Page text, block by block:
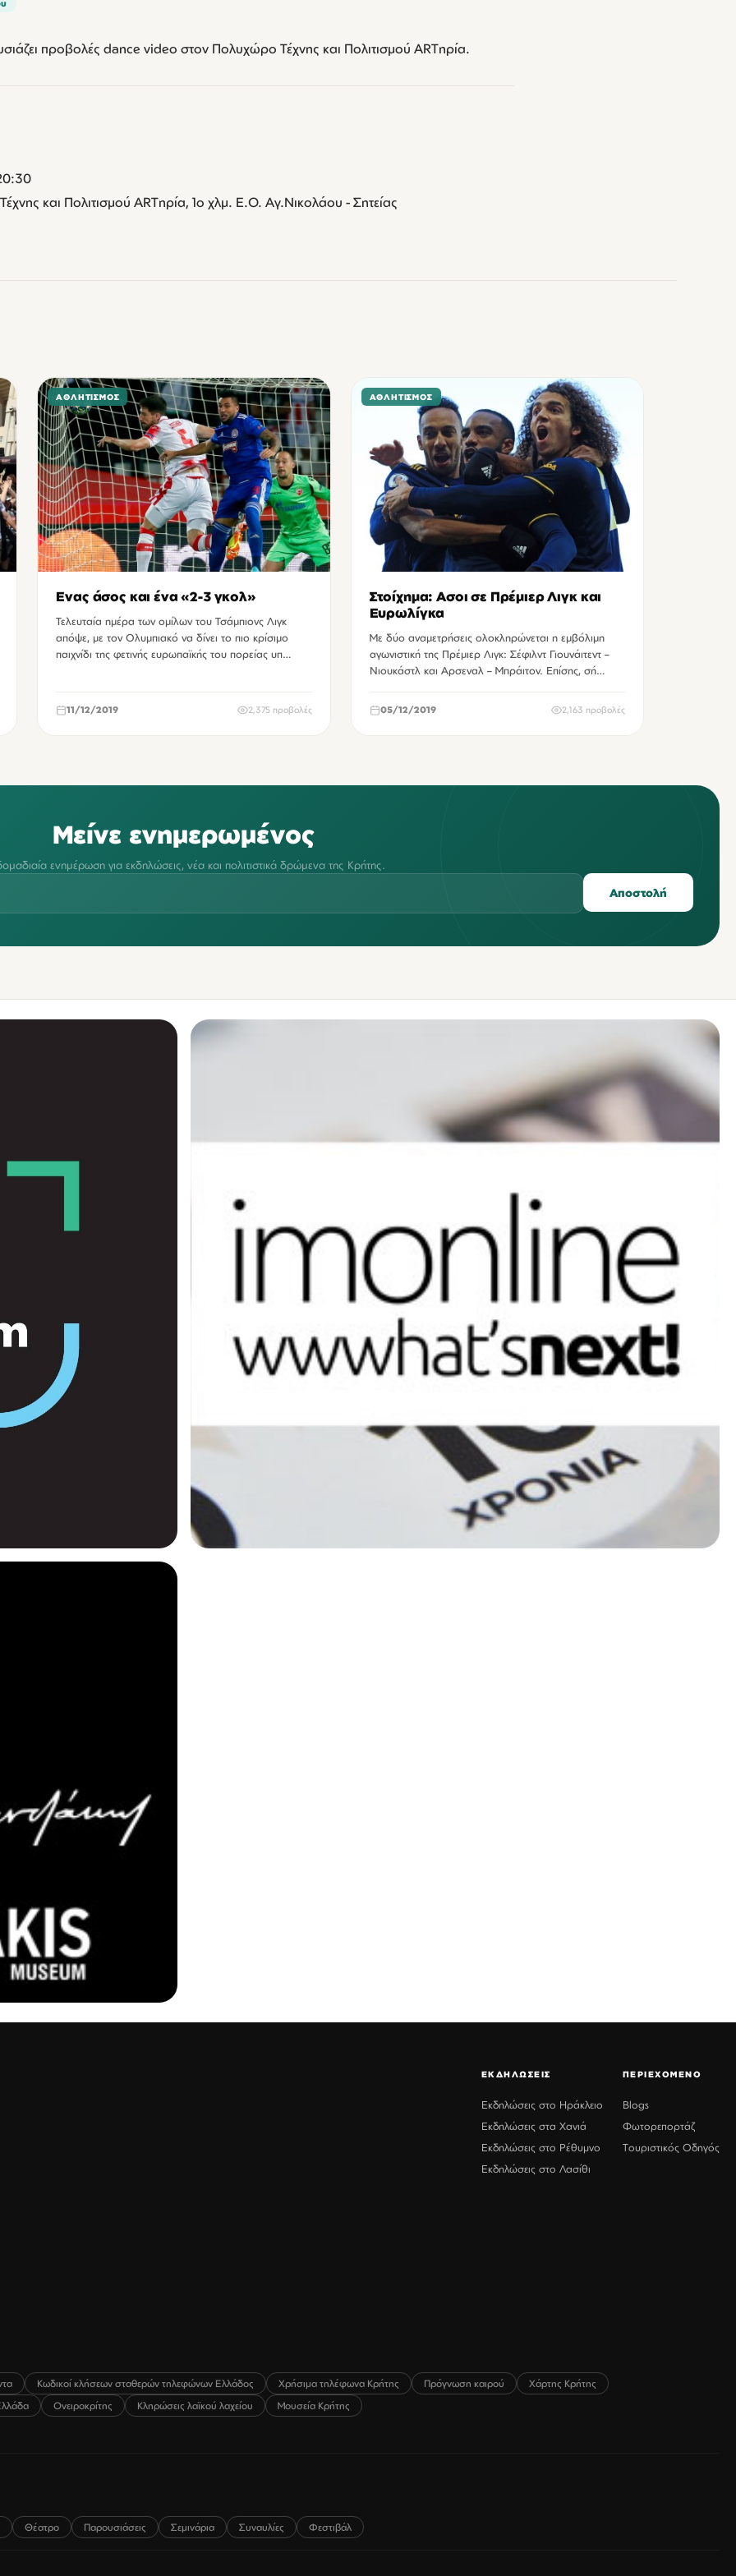
προβολές dance video στον Πολυχώρο Τέχνης και Πολιτισμού ARTηρία.
και Πολιτισμού ARTηρία, 1ο χλμ. Ε.Ο. Αγ.Νικολάου - Σητείας
ΑΘΛΗΤΙΣΜΌΣ
Ενας άσος και ένα «2-3 γκολ»
Τελευταία ημέρα των ομίλων του Τσάμπιονς Λιγκ
απόψε, με τον Ολυμπιακό να δίνει το πιο κρίσιμο
παιχνίδι της φετινής ευρωπαϊκής του πορείας υπ…
11/12/2019 2,375 προβολές
ΑΘΛΗΤΙΣΜΌΣ
Στοίχημα: Ασοι σε Πρέμιερ Λιγκ και
Ευρωλίγκα
Με δύο αναμετρήσεις ολοκληρώνεται η εμβόλιμη
αγωνιστική της Πρέμιερ Λιγκ: Σέφιλντ Γιουνάιτεντ –
Νιουκάστλ και Αρσεναλ – Μπράιτον. Επίσης, σή…
05/12/2019 2,163 προβολές
Μείνε ενημερωμένος
ενημέρωση για εκδηλώσεις, νέα και πολιτιστικά δρώμενα της Κρήτης.
Αποστολή
ΕΚΔΗΛΩΣΕΙΣ
Εκδηλώσεις στο Ηράκλειο
Εκδηλώσεις στα Χανιά
Εκδηλώσεις στο Ρέθυμνο
Εκδηλώσεις στο Λασίθι
ΠΕΡΙΕΧΟΜΕΝΟ
Blogs
Φωτορεπορτάζ
Τουριστικός Οδηγός
Κωδικοί κλήσεων σταθερών τηλεφώνων Ελλάδος Χρήσιμα τηλέφωνα Κρήτης Πρόγνωση καιρού
Χάρτης Κρήτης
Ονειροκρίτης Κληρώσεις λαϊκού λαχείου Μουσεία Κρήτης
Θέατρο Παρουσιάσεις Σεμινάρια Συναυλίες Φεστιβάλ